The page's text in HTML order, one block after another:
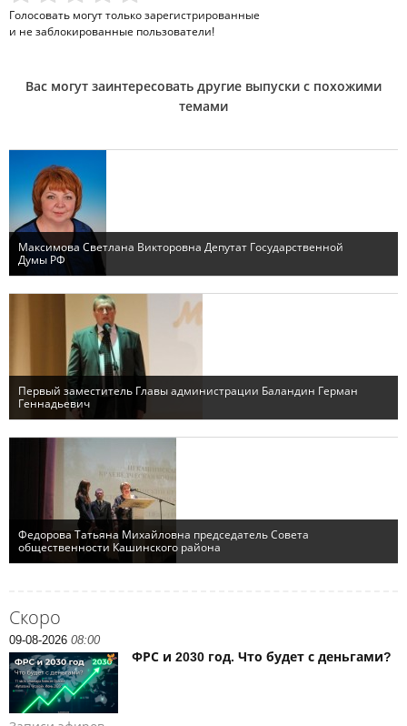
Скоро
09-08-2026 08:00
ФРС и 2030 год. Что будет с деньгами?
Голосовать могут только зарегистрированные
и не заблокированные пользователи!
Вас могут заинтересовать другие выпуски с похожими
темами